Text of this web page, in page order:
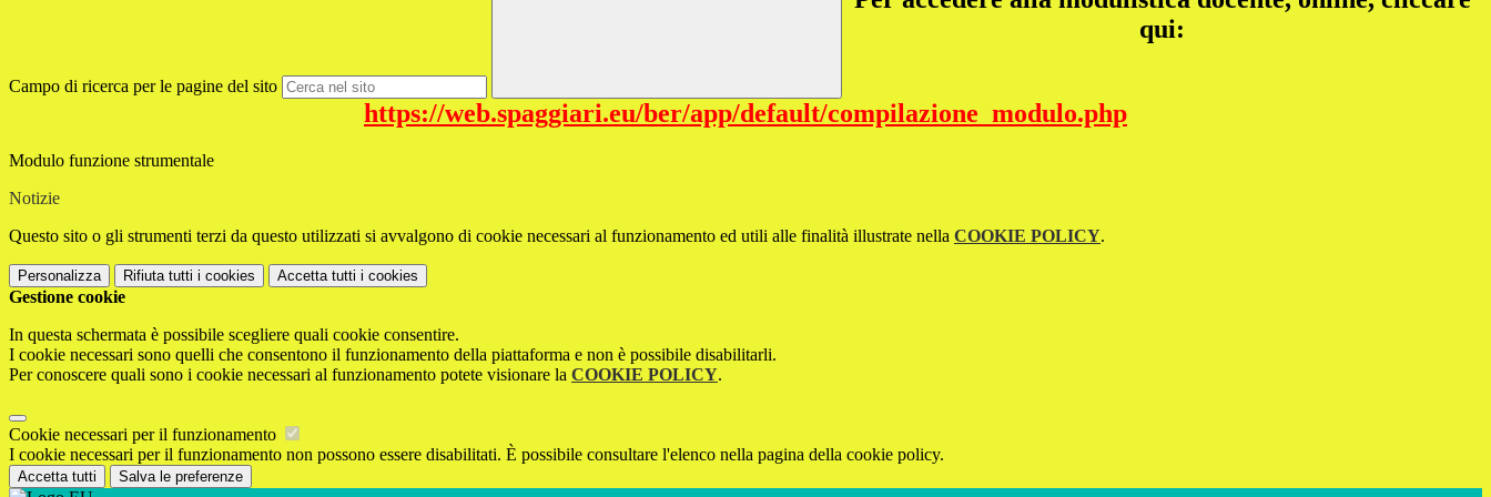
Campo di ricerca per le pagine del sito
qui:
https://web.spaggiari.eu/ber/app/default/compilazione_modulo.php
Modulo funzione strumentale
Notizie
Questo sito o gli strumenti terzi da questo utilizzati si avvalgono di cookie necessari al funzionamento ed utili alle finalità illustrate nella COOKIE POLICY.
Personalizza Rifiuta tutti i cookies Accetta tutti i cookies
Gestione cookie
In questa schermata è possibile scegliere quali cookie consentire.
I cookie necessari sono quelli che consentono il funzionamento della piattaforma e non è possibile disabilitarli.
Per conoscere quali sono i cookie necessari al funzionamento potete visionare la COOKIE POLICY.
Cookie necessari per il funzionamento
I cookie necessari per il funzionamento non possono essere disabilitati. È possibile consultare l'elenco nella pagina della cookie policy.
Accetta tutti Salva le preferenze